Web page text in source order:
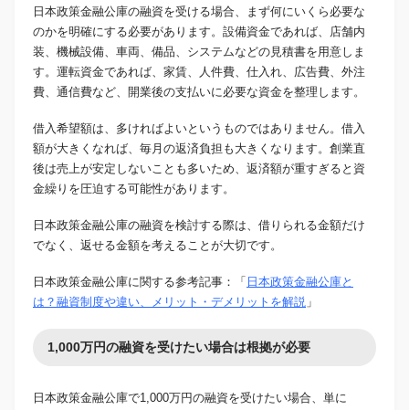
日本政策金融公庫の融資を受ける場合、まず何にいくら必要な
のかを明確にする必要があります。設備資金であれば、店舗内
装、機械設備、車両、備品、システムなどの見積書を用意しま
す。運転資金であれば、家賃、人件費、仕入れ、広告費、外注
費、通信費など、開業後の支払いに必要な資金を整理します。
借入希望額は、多ければよいというものではありません。借入
額が大きくなれば、毎月の返済負担も大きくなります。創業直
後は売上が安定しないことも多いため、返済額が重すぎると資
金繰りを圧迫する可能性があります。
日本政策金融公庫の融資を検討する際は、借りられる金額だけ
でなく、返せる金額を考えることが大切です。
日本政策金融公庫に関する参考記事：「 日本政策金融公庫と
は？融資制度や違い、メリット・デメリットを解説 」
1,000万円の融資を受けたい場合は根拠が必要
日本政策金融公庫で1,000万円の融資を受けたい場合、単に